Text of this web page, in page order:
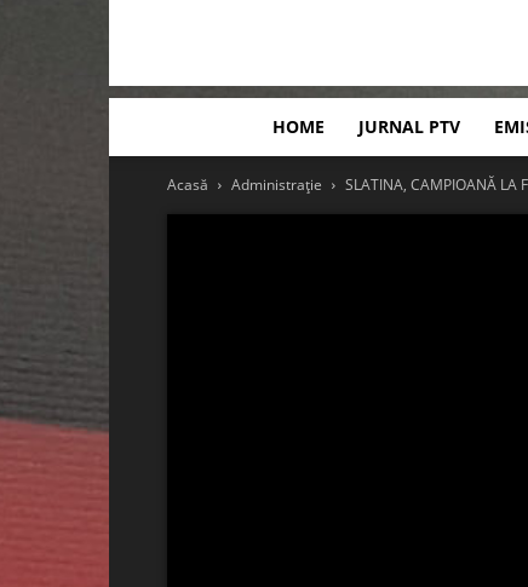
HOME JURNAL PTV
Acasă Administrație SLATINA, CAMPIOANĂ LA